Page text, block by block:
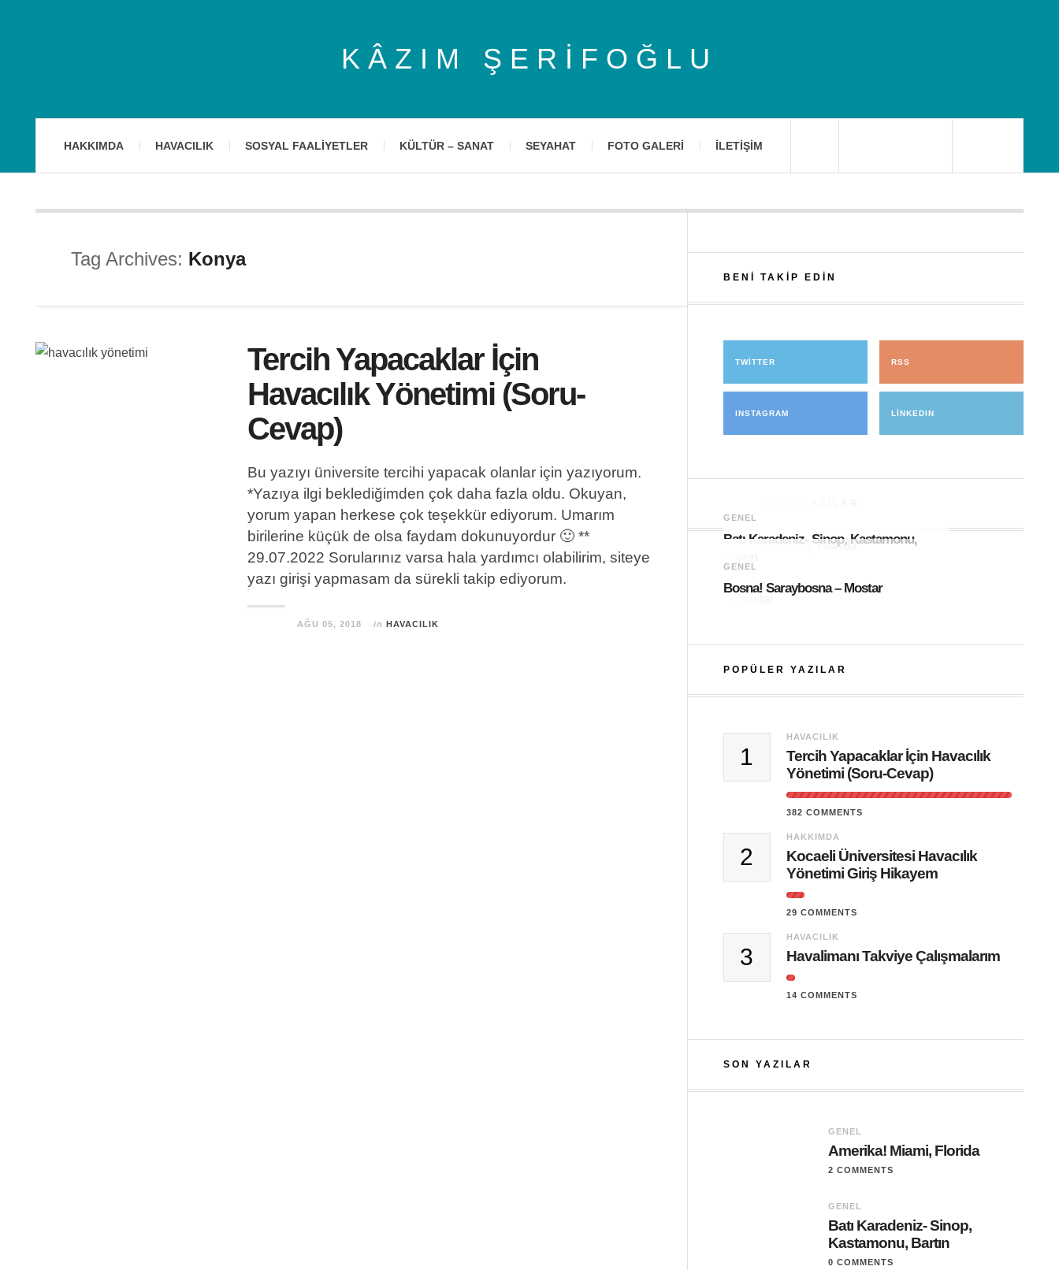
KÂZIM ŞERIFOĞLU
HAKKIMDA HAVACILIK SOSYAL FAALIYETLER KÜLTÜR – SANAT SEYAHAT FOTO GALERI İLETIŞIM
Tag Archives: Konya
Tercih Yapacaklar İçin
Havacılık Yönetimi (Soru-
Cevap)
Bu yazıyı üniversite tercihi yapacak olanlar için yazıyorum.
*Yazıya ilgi beklediğimden çok daha fazla oldu. Okuyan,
yorum yapan herkese çok teşekkür ediyorum. Umarım
birilerine küçük de olsa faydam dokunuyordur 🙂 **
29.07.2022 Sorularınız varsa hala yardımcı olabilirim, siteye
yazı girişi yapmasam da sürekli takip ediyorum.
AĞU 05, 2018 in HAVACILIK
BENI TAKIP EDIN
TWITTER RSS
INSTAGRAM LINKEDIN
GENEL
Amerika! Miami, Florida
GENEL
Batı Karadeniz- Sinop, Kastamonu,
GENEL
Bosna! Saraybosna – Mostar
POPÜLER YAZILAR
1
HAVACILIK
Tercih Yapacaklar İçin Havacılık
Yönetimi (Soru-Cevap)
382 COMMENTS
2
HAKKIMDA
Kocaeli Üniversitesi Havacılık
Yönetimi Giriş Hikayem
29 COMMENTS
3
HAVACILIK
Havalimanı Takviye Çalışmalarım
14 COMMENTS
SON YAZILAR
GENEL
Amerika! Miami, Florida
2 COMMENTS
GENEL
Batı Karadeniz- Sinop,
Kastamonu, Bartın
0 COMMENTS